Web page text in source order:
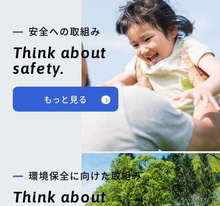
安全への取組み
Think about
safety.
もっと見る
環境保全に向けた取組み
Think about